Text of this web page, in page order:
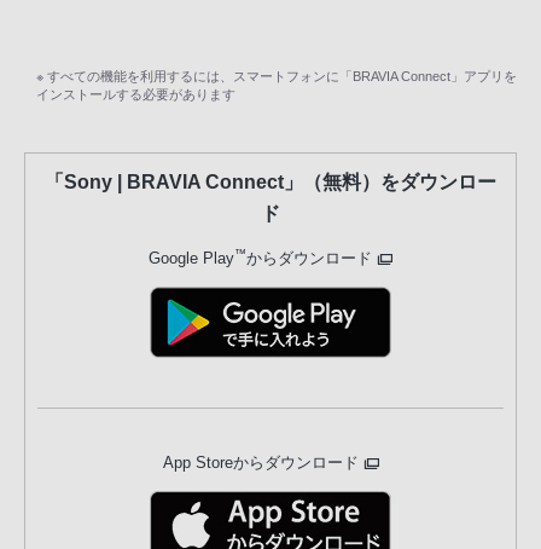
※ すべての機能を利用するには、スマートフォンに「BRAVIA Connect」アプリを
インストールする必要があります
「Sony | BRAVIA Connect」（無料）をダウンロー
ド
Google Play™からダウンロード
App Storeからダウンロード